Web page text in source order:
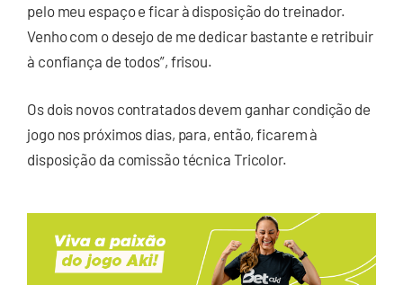
pelo meu espaço e ficar à disposição do treinador.
Venho com o desejo de me dedicar bastante e retribuir
à confiança de todos”, frisou.
Os dois novos contratados devem ganhar condição de
jogo nos próximos dias, para, então, ficarem à
disposição da comissão técnica Tricolor.